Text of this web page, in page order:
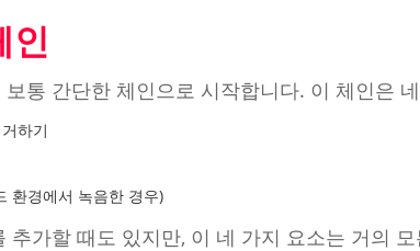
인
통 간단한 체인으로 시작합니다. 이 체인은
하기
환경에서 녹음한 경우)
추가할 때도 있지만, 이 네 가지 요소는 거의